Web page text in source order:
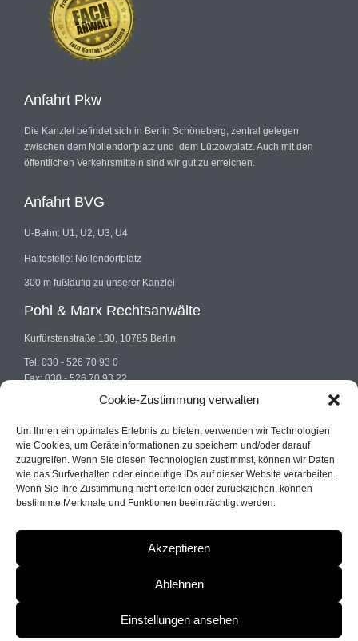
Cookie-Zustimmung verwalten
Um Ihnen ein optimales Erlebnis zu bieten, verwenden wir Technologien
wie Cookies, um Geräteinformationen zu speichern und/oder darauf
zuzugreifen. Wenn Sie diesen Technologien zustimmst, können wir Daten
wie das Surfverhalten oder eindeutige IDs auf dieser Website verarbeiten.
Wenn Sie Ihre Zustimmung nicht erteilen oder zurückziehen, können
bestimmte Merkmale und Funktionen beeinträchtigt werden.
Akzeptieren
Ablehnen
Einstellungen ansehen
Anfahrt Pkw
Die Kanzlei befindet sich in Berlin Schöneberg, zentral gelegen
zwischen dem Nollendorfplatz und dem Lützowplatz. Auch mit den
öffentlichen Verkehrsmitteln sind wir gut zu erreichen.
Anfahrt BVG
U-Bahn: U1, U2, U3, U4
Haltestelle: Nollendorfplatz
300 m fußläufig zu unserer Kanzlei
Pohl & Marx Rechtsanwälte
Kurfürstenstraße 130, 10785 Berlin
Tel: 030 - 526 70 93 0
Fax: 030 - 526 70 93 22
E-mail: info@pohlundmarx.de
© 2022Pohl & Marx | Fachanwalt Strafrecht Berlin
Impressum